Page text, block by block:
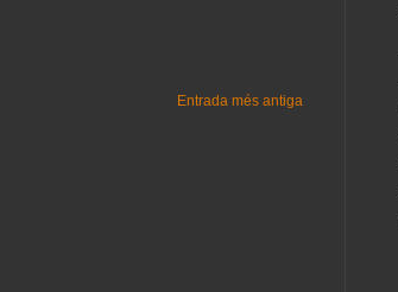
Entrada més antiga